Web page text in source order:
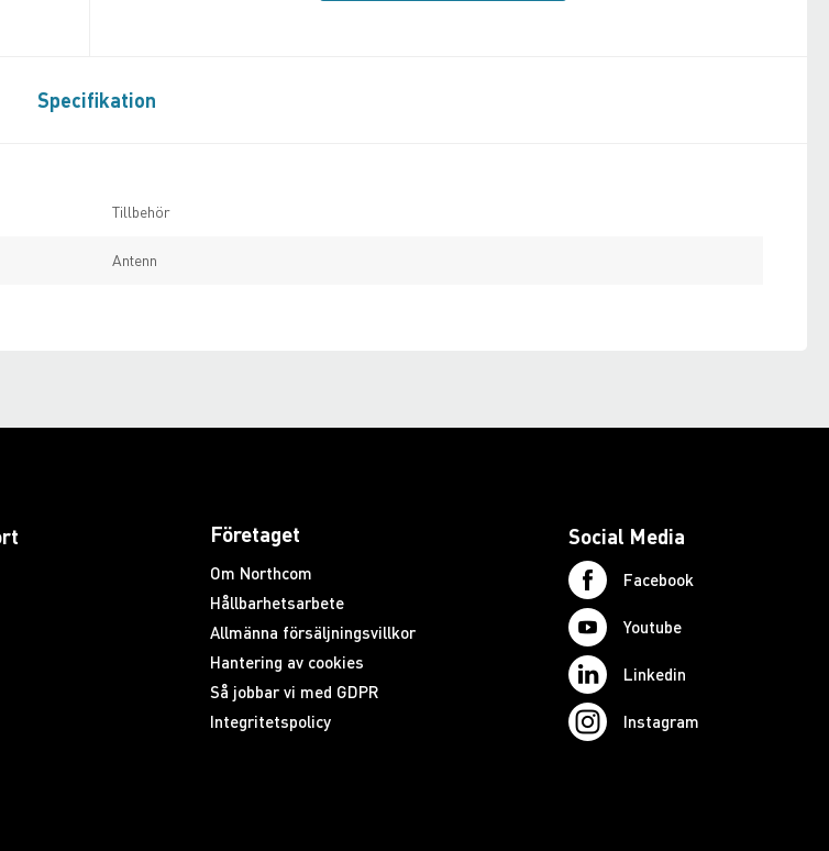
Specifikation
Tillbehör
Antenn
Företaget
Om Northcom
Hållbarhetsarbete
Allmänna försäljningsvillkor
Hantering av cookies
Så jobbar vi med GDPR
Integritetspolicy
Social Media
Facebook
Youtube
Linkedin
Instagram